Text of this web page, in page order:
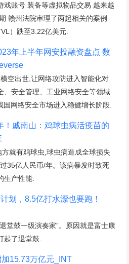
戏账号 装备等虚拟物品交易 越来越
赣州法院审理了两起相关的案例
）跌至3.22亿美元.
年上半年网安投融资盘点 数
空出世,让网络攻防进入智能化对
、安全管理、工业网络安全等领域
网络安全市场进入稳健增长阶段.
！戚南山：鸡球虫病活疫苗的
就有鸡球虫,球虫病造成全球损失
35亿人民币/年。该病暴发时致死
生产性能.
划，8.5亿打水漂也要跑！
堂鼓一级演奏家”。原因就是富士康
起了退堂鼓.
15.73万亿元_INT